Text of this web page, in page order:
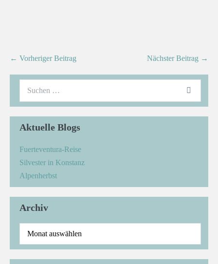
← Vorheriger Beitrag Nächster Beitrag →
Aktuelle Blogs
Fuerteventura-Reise
Silvester in Konstanz
Alpenherbst
Archiv